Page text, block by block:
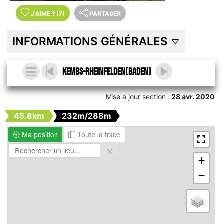
J'AIME ? (7) PARTAGER
INFORMATIONS GÉNÉRALES
Kembs-Rheinfelden(Baden)
Mise à jour section :28 avr. 2020
45.8km
232m/288m
Ma position
Toute la trace
+
−